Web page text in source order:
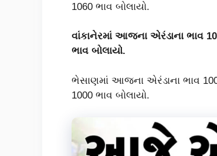
1060 ભાવ બોલાયો.
વાંકાનેરમાં આજના એરંડાના ભાવ
ભાવ બોલાયો.
ભેસાણમાં આજના એરંડાના ભાવ
1000 ભાવ બોલાયો.